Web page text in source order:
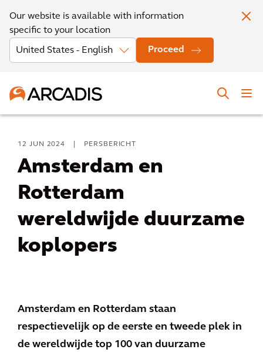
Our website is available with information
specific to your location
Proceed
12 JUN 2024 PERSBERICHT
Amsterdam en
Rotterdam
wereldwijde duurzame
koplopers
Amsterdam en Rotterdam staan
respectievelijk op de eerste en tweede plek in
de wereldwijde top 100 van duurzame